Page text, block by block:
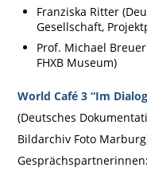
Franziska Ritter
Gesellschaft,
Prof. Michael
FHXB Museum)
World Café 3 “Im
(Deutsches
Bildarchiv Foto
Gesprächspartnerinnen: